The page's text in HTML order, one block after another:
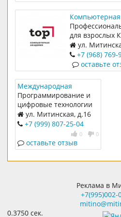
для взрослых
образование
ул.
Ковчег
+7 (968) 769-
оставьте
Международная
КиберШкола
программирования
KIBERone
Программирование и
цифровые технологии
для детей 6-14 лет!
ул. Митинская, д.16
+7 (999) 807-25-04
0 0
оставьте отзыв
Реклама в
+7(995)002-
0.3750 сек.